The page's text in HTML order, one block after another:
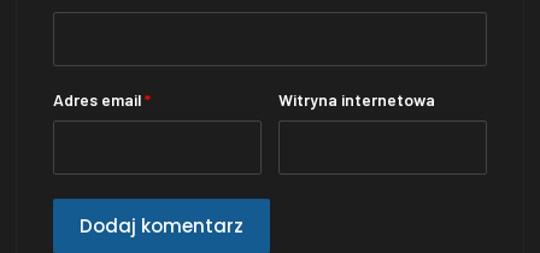
Adres email* Witryna internetowa